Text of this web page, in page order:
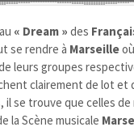
« Dream » des
se rendre à Marseilleoù
leurs groupes
clairement de lot et
il se trouve que celles
la Scène musicale